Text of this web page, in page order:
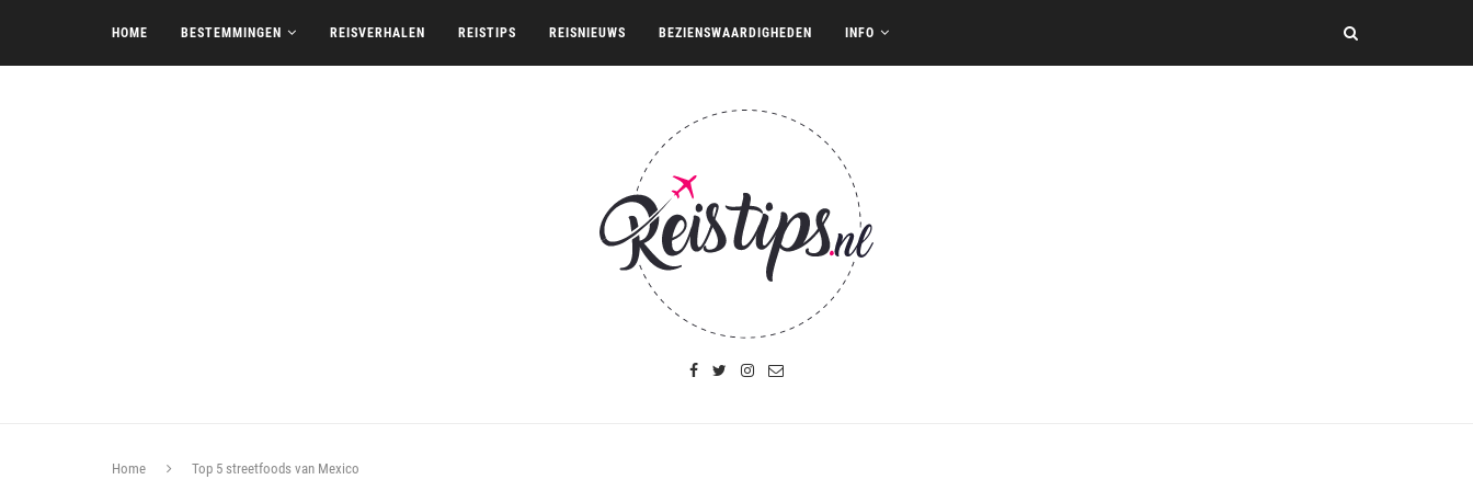
HOME BESTEMMINGEN REISVERHALEN REISTIPS REISNIEUWS BEZIENSWAARDIGHEDEN INFO
Home Top 5 streetfoods van Mexico